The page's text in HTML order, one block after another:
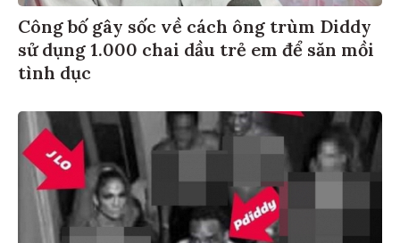
Công bố gây sốc về cách ông trùm Diddy
sử dụng 1.000 chai dầu trẻ em để săn mồi
tình dục